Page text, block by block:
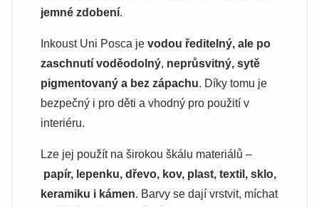
jemné zdobení.
Inkoust Uni Posca je vodou ředitelný, ale po
zaschnutí voděodolný, neprůsvitný, sytě
pigmentovaný a bez zápachu. Díky tomu je
bezpečný i pro děti a vhodný pro použití v
interiéru.
Lze jej použít na širokou škálu materiálů –
papír, lepenku, dřevo, kov, plast, textil, sklo,
keramiku i kámen. Barvy se dají vrstvit, míchat